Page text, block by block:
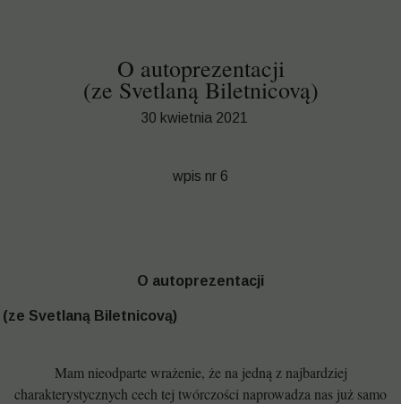
O autoprezentacji
(ze Svetlaną Biletnicovą)
30 kwietnia 2021
wpis nr 6
O autoprezentacji
(ze Svetlaną Biletnicovą)
Mam nieodparte wrażenie, że na jedną z najbardziej
charakterystycznych cech tej twórczości naprowadza nas już samo